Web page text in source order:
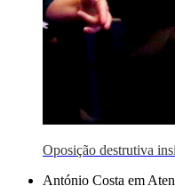
Oposição destrutiva
António Costa em